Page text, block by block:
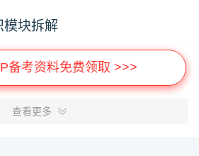
模块拆解
备考资料免费领取 >>>
查看更多